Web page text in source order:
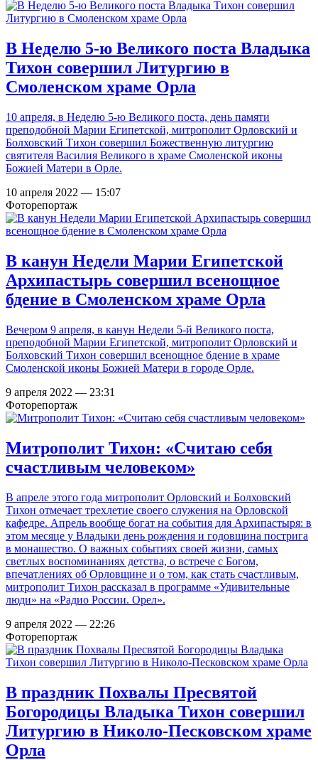
В Неделю 5-ю Великого поста Владыка
Тихон совершил Литургию в
Смоленском храме Орла
10 апреля, в Неделю 5-ю Великого поста, день памяти
преподобной Марии Египетской, митрополит Орловский и
Болховский Тихон совершил Божественную литургию
святителя Василия Великого в храме Смоленской иконы
Божией Матери в Орле.
10 апреля 2022 — 15:07
Фоторепортаж
В канун Недели Марии Египетской
Архипастырь совершил всенощное
бдение в Смоленском храме Орла
Вечером 9 апреля, в канун Недели 5-й Великого поста,
преподобной Марии Египетской, митрополит Орловский и
Болховский Тихон совершил всенощное бдение в храме
Смоленской иконы Божией Матери в городе Орле.
9 апреля 2022 — 23:31
Фоторепортаж
Митрополит Тихон: «Считаю себя
счастливым человеком»
В апреле этого года митрополит Орловский и Болховский
Тихон отмечает трехлетие своего служения на Орловской
кафедре. Апрель вообще богат на события для Архипастыря: в
этом месяце у Владыки день рождения и годовщина пострига
в монашество. О важных событиях своей жизни, самых
светлых воспоминаниях детства, о встрече с Богом,
впечатлениях об Орловщине и о том, как стать счастливым,
митрополит Тихон рассказал в программе «Удивительные
люди» на «Радио России. Орел».
9 апреля 2022 — 22:26
Фоторепортаж
В праздник Похвалы Пресвятой
Богородицы Владыка Тихон совершил
Литургию в Николо-Песковском храме
Орла